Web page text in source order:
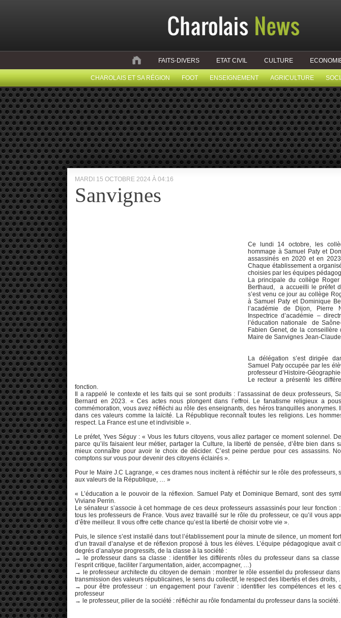
FAITS-DIVERS ETAT CIVIL CULTURE
CHAROLAIS ET SA RÉGION FOOT ENSEIGNEMENT AGRICULTURE
MARDI 15 OCTOBRE 2024 À 04:16
Sanvignes
Ce lundi 14 octobre, les
hommage à Samuel Paty et
assassinés en 2020 et en
Chaque établissement a
choisies par les équipes
La principale du collège
Berthaud, a accueilli le préfet
s’est venu ce jour au collège
à Samuel Paty et Dominique
l’académie de Dijon, Pierre
Inspectrice d’académie –
l’éducation nationale de
Fabien Genet, de la conseillère
Maire de Sanvignes Jean-
La délégation s’est dirigée
Samuel Paty occupée par les
professeur d’Histoire-
Le recteur a présenté les
fonction.
Il a rappelé le contexte et les faits qui se sont produits : l’assassinat de deux professeurs,
Bernard en 2023. « Ces actes nous plongent dans l’effroi. Le fanatisme religieux a
commémoration, vous avez réfléchi au rôle des enseignants, des héros tranquilles anonymes.
dans ces valeurs comme la laïcité. La République reconnaît toutes les religions. Les
respect. La France est une et indivisible ».
Le préfet, Yves Séguy : « Vous les futurs citoyens, vous allez partager ce moment solennel.
parce qu’ils faisaient leur métier, partager la Culture, la liberté de pensée, d’être bien dans
mieux connaître pour avoir le choix de décider. C’est peine perdue pour ces assassins.
comptons sur vous pour devenir des citoyens éclairés ».
Pour le Maire J.C Lagrange, « ces drames nous incitent à réfléchir sur le rôle des professeurs,
aux valeurs de la République, … »
« L’éducation a le pouvoir de la réflexion. Samuel Paty et Dominique Bernard, sont des
Viviane Perrin.
Le sénateur s’associe à cet hommage de ces deux professeurs assassinés pour leur
tous les professeurs de France. Vous avez travaillé sur le rôle du professeur, ce qu’il vous
d’être meilleur. Il vous offre cette chance qu’est la liberté de choisir votre vie ».
Puis, le silence s’est installé dans tout l’établissement pour la minute de silence, un moment
d’un travail d’analyse et de réflexion proposé à tous les élèves. L’équipe pédagogique avait
degrés d’analyse progressifs, de la classe à la société :
→ le professeur dans sa classe : identifier les différents rôles du professeur dans sa classe
l’esprit critique, faciliter l’argumentation, aider, accompagner, …)
→ le professeur architecte du citoyen de demain : montrer le rôle essentiel du professeur
transmission des valeurs républicaines, le sens du collectif, le respect des libertés et des droits,
→ pour être professeur : un engagement pour l’avenir : identifier les compétences et les
professeur
→ le professeur, pilier de la société : réfléchir au rôle fondamental du professeur dans la société.